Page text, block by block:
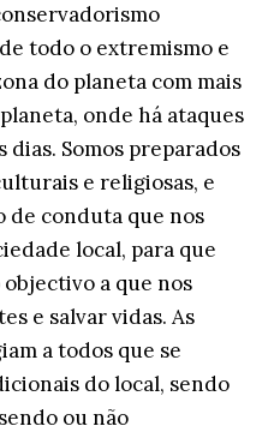
todo o extremismo e
do planeta com mais
onde há ataques
dias. Somos preparados
e religiosas, e
de conduta que nos
local, para que
a que nos
e salvar vidas. As
a todos que se
do local, sendo
ou não